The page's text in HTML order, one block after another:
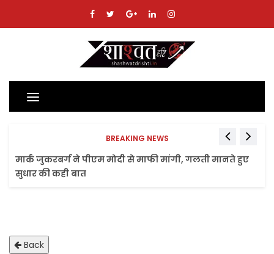
Toggle
navigation
BREAKING NEWS
मार्क जुकरबर्ग ने पीएम मोदी से माफी मांगी, गलती मानते हुए
सुधार की कही बात
Back